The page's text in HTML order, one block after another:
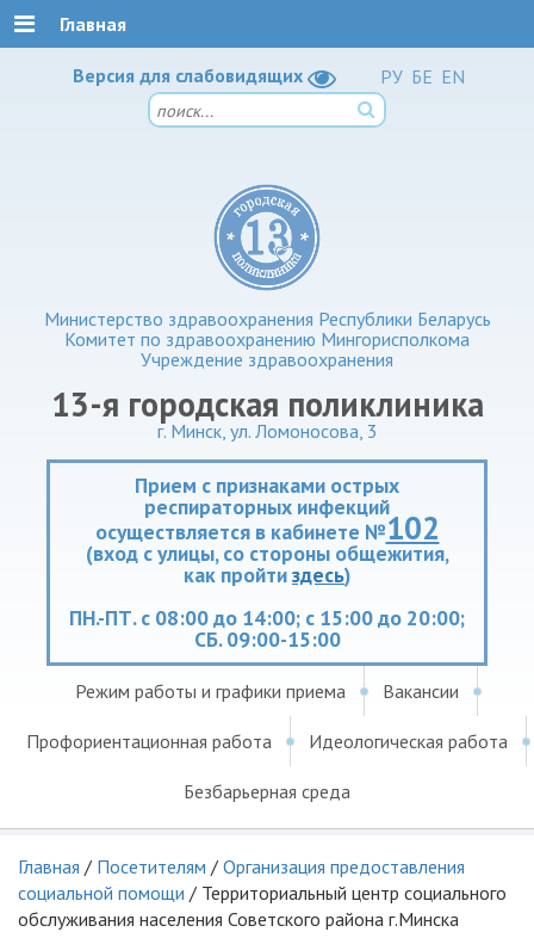
Версия для слабовидящих РУ БЕ EN
Министерство здравоохранения Республики Беларусь
Комитет по здравоохранению Мингорисполкома
Учреждение здравоохранения
13-я городская поликлиника
г. Минск, ул. Ломоносова, 3
Прием с признаками острых
респираторных инфекций
осуществляется в кабинете №102
(вход с улицы, со стороны общежития,
как пройтиздесь)
ПН.-ПТ. с 08:00 до 14:00; с 15:00 до 20:00;
СБ. 09:00-15:00
Главная
Режим работы и графики приема Вакансии
Профориентационная работа Идеологическая работа
Безбарьерная среда
Главная / Посетителям / Организация предоставления
социальной помощи / Территориальный центр социального
обслуживания населения Советского района г.Минска